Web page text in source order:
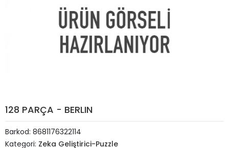
128 PARÇA - BERLIN
Barkod: 8681176322114
Kategori: Zeka Geliştirici-Puzzle